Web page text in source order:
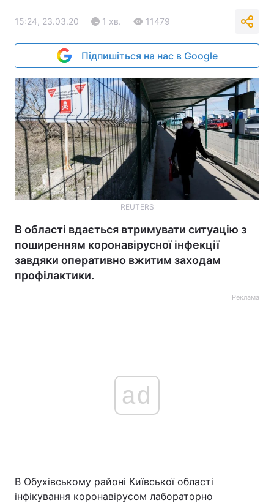
15:24, 23.03.20 1 хв. 11479
Підпишіться на нас в Google
REUTERS
В області вдається втримувати ситуацію з
поширенням коронавірусної інфекції
завдяки оперативно вжитим заходам
профілактики.
Реклама
ad
В Обухівському районі Київської області
інфікування коронавірусом лабораторно